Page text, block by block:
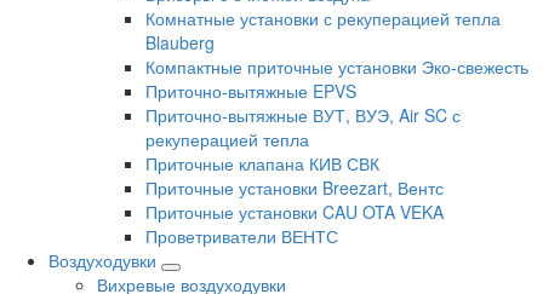
Комнатные установки с рекуперацией тепла
Blauberg
Компактные приточные установки Эко-свежесть
Приточно-вытяжные EPVS
Приточно-вытяжные ВУТ, ВУЭ, Air SC с
рекуперацией тепла
Приточные клапана КИВ СВК
Приточные установки Breezart, Вентс
Приточные установки CAU OTA VEKA
Проветриватели ВЕНТС
Воздуходувки
Вихревые воздуходувки